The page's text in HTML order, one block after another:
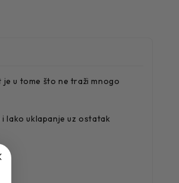
je u tome što ne traži mnogo
lako uklapanje uz ostatak